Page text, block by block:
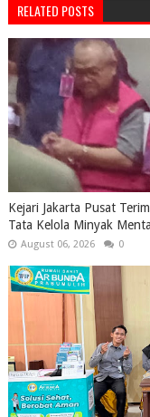
RELATED POSTS
Kejari Jakarta Pusat
Tata Kelola Minyak
August 06, 2026 0